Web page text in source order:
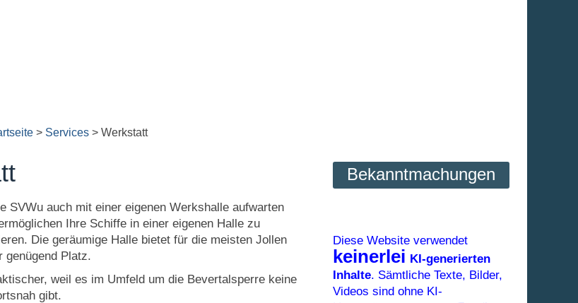
> Services > Werkstatt
SVWu auch mit einer eigenen Werkshalle aufwarten
Ihre Schiffe in einer eigenen Halle zu
Die geräumige Halle bietet für die meisten Jollen
genügend Platz.
weil es im Umfeld um die Bevertalsperre keine
gibt.
Bekanntmachungen
Diese Website verwendet
keinerlei KI-generierten
Inhalte. Sämtliche Texte, Bilder,
Videos sind ohne KI-